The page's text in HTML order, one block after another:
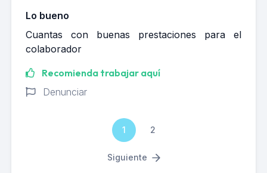
Lo bueno
Cuantas con buenas prestaciones para el
colaborador
Recomienda trabajar aquí
Denunciar
1 2
Siguiente